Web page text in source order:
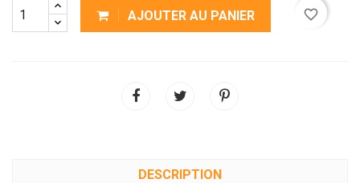
AJOUTER AU PANIER favorite_border
DESCRIPTION